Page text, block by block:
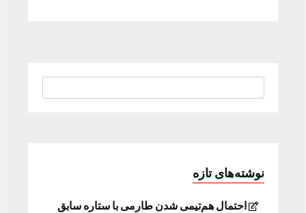
نوشته‌های تازه
احتمال هم‌تیمی شدن طارمی با ستاره سابق